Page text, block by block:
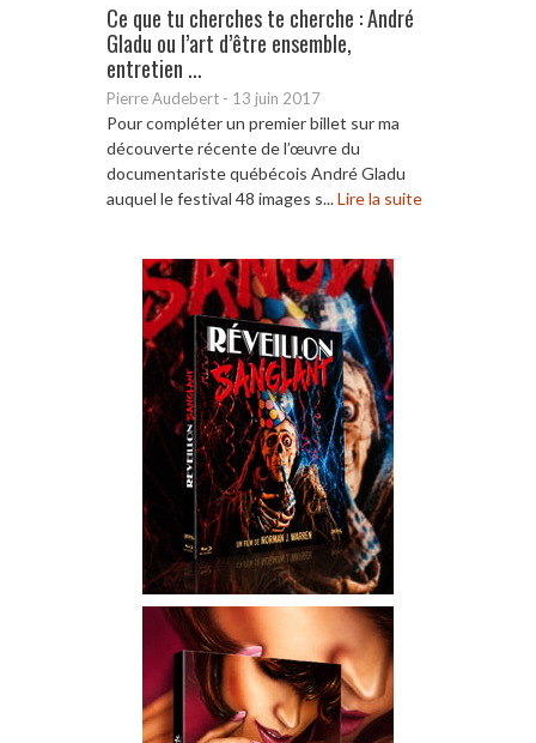
Ce que tu cherches te cherche : André
Gladu ou l’art d’être ensemble,
entretien ...
Pierre Audebert - 13 juin 2017
Pour compléter un premier billet sur ma
découverte récente de l’œuvre du
documentariste québécois André Gladu
auquel le festival 48 images s...Lire la suite